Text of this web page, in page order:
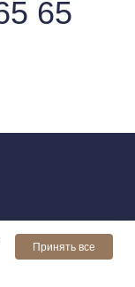
Принять все